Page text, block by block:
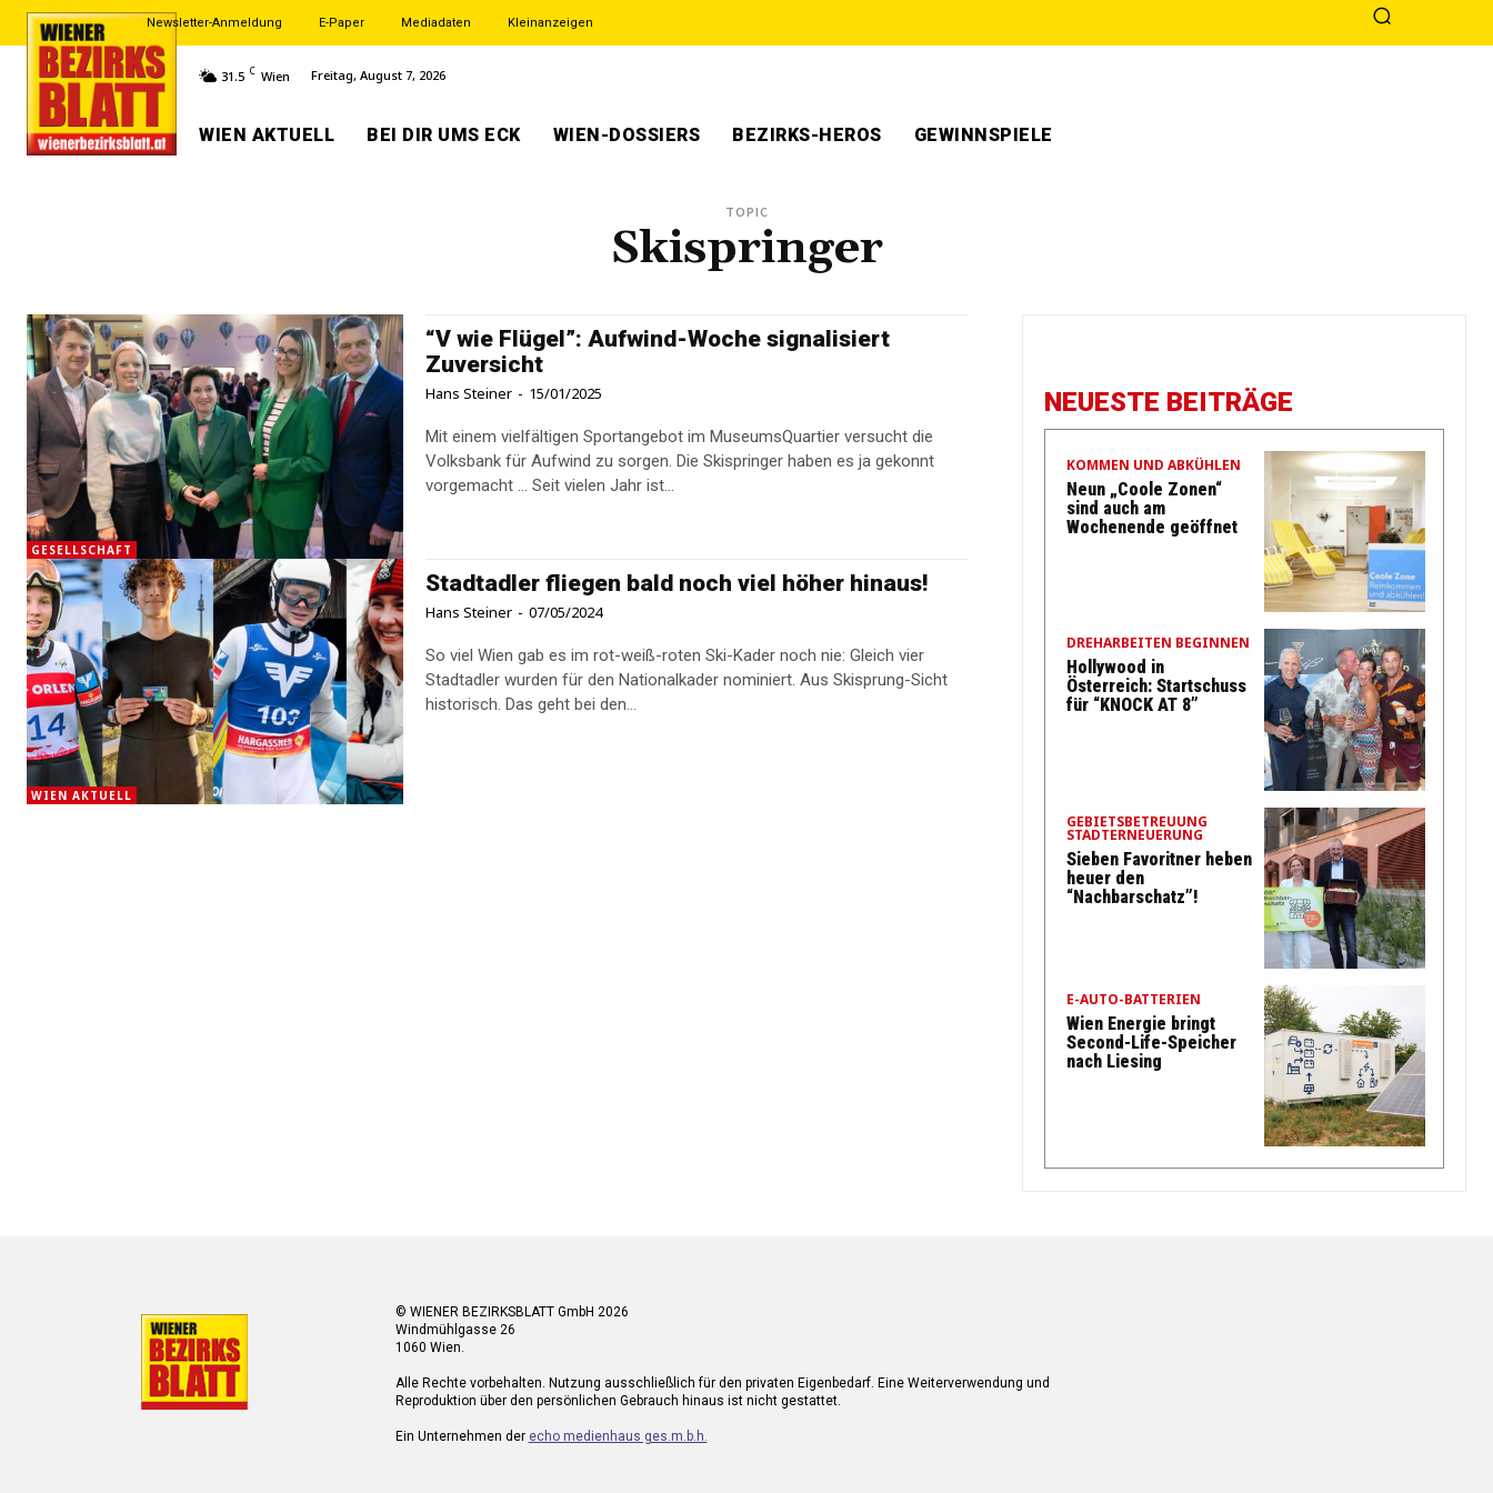
Newsletter-Anmeldung E-Paper Mediadaten Kleinanzeigen
31.5 C Wien Freitag, August 7, 2026
WIEN AKTUELL BEI DIR UMS ECK WIEN-DOSSIERS BEZIRKS-HEROS GEWINNSPIELE
TOPIC
Skispringer
GESELLSCHAFT
“V wie Flügel”: Aufwind-Woche signalisiert
Zuversicht
Hans Steiner - 15/01/2025
Mit einem vielfältigen Sportangebot im MuseumsQuartier versucht die
Volksbank für Aufwind zu sorgen. Die Skispringer haben es ja gekonnt
vorgemacht ... Seit vielen Jahr ist...
WIEN AKTUELL
Stadtadler fliegen bald noch viel höher hinaus!
Hans Steiner - 07/05/2024
So viel Wien gab es im rot-weiß-roten Ski-Kader noch nie: Gleich vier
Stadtadler wurden für den Nationalkader nominiert. Aus Skisprung-Sicht
historisch. Das geht bei den...
NEUESTE BEITRÄGE
KOMMEN UND ABKÜHLEN
Neun „Coole Zonen“
sind auch am
Wochenende geöffnet
DREHARBEITEN BEGINNEN
Hollywood in
Österreich: Startschuss
für “KNOCK AT 8”
GEBIETSBETREUUNG
STADTERNEUERUNG
Sieben Favoritner heben
heuer den
“Nachbarschatz”!
E-AUTO-BATTERIEN
Wien Energie bringt
Second-Life-Speicher
nach Liesing
© WIENER BEZIRKSBLATT GmbH 2026
Windmühlgasse 26
1060 Wien.
Alle Rechte vorbehalten. Nutzung ausschließlich für den privaten Eigenbedarf. Eine Weiterverwendung und
Reproduktion über den persönlichen Gebrauch hinaus ist nicht gestattet.
Ein Unternehmen der echo medienhaus ges.m.b.h.